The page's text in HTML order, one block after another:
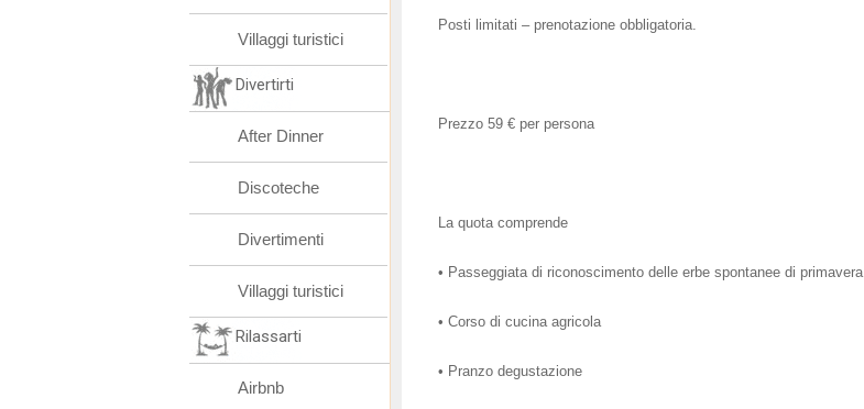
Posti limitati – prenotazione obbligatoria.
Prezzo 59 € per persona
La quota comprende
• Passeggiata di riconoscimento delle erbe spontanee di primavera
• Corso di cucina agricola
• Pranzo degustazione
Villaggi turistici
Divertirti
After Dinner
Discoteche
Divertimenti
Villaggi turistici
Rilassarti
Airbnb